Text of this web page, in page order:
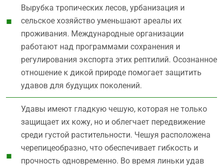
Вырубка тропических лесов, урбанизация и
сельское хозяйство уменьшают ареалы их
проживания. Международные организации
работают над программами сохранения и
регулирования экспорта этих рептилий. Осознанное
отношение к дикой природе помогает защитить
удавов для будущих поколений.
Удавы имеют гладкую чешую, которая не только
защищает их кожу, но и облегчает передвижение
среди густой растительности. Чешуя расположена
черепицеобразно, что обеспечивает гибкость и
прочность одновременно. Во время линьки удав